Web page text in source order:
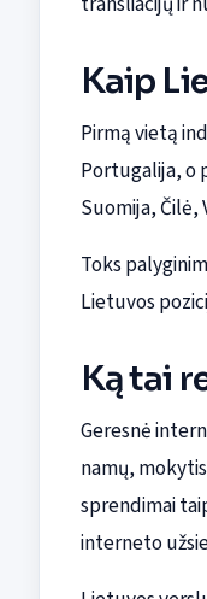
Kaip
Pirmą vietą
Portugalija, o
Suomija, Čilė,
Toks
Lietuvos
Ką tai
Geresnė
namų,
sprendimai
interneto